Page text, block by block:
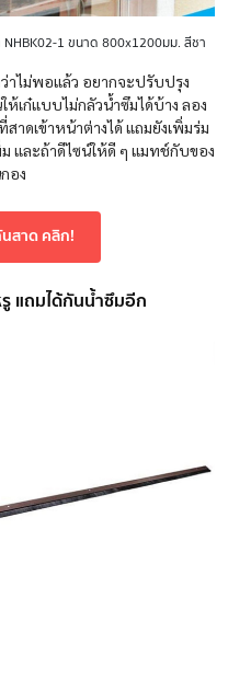
1 ขนาด 800x1200มม. สีชา
าไม่พอแล้ว อยากจะปรับปรุง
เก๋แบบไม่กลัวน้ำซึมได้บ้าง ลอง
ดเข้าหน้าต่างได้ แถมยังเพิ่มร่ม
และถ้าดีไซน์ให้ดี ๆ แมทช์กับของ
อง
สาด คลิก!
แถมได้กันน้ำซึมอีก